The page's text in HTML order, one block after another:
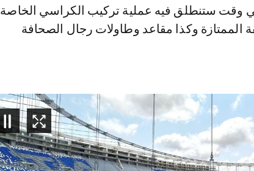
في وقت ستنطلق فيه عملية تركيب الكراسي الخاصة
الممتازة وكذا مقاعد وطاولات رجال الصحافة